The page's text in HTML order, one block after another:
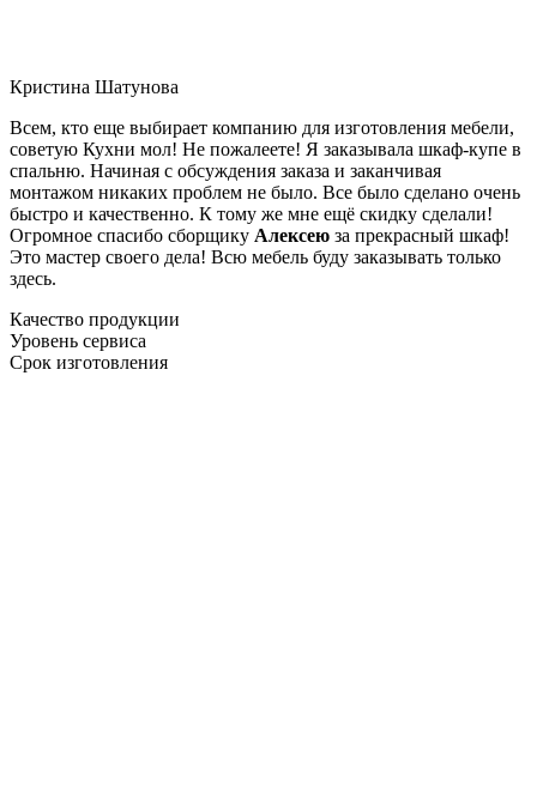
Кристина Шатунова
Всем, кто еще выбирает компанию для изготовления мебели,
советую Кухни мол! Не пожалеете! Я заказывала шкаф-купе в
спальню. Начиная с обсуждения заказа и заканчивая
монтажом никаких проблем не было. Все было сделано очень
быстро и качественно. К тому же мне ещё скидку сделали!
Огромное спасибо сборщику Алексею за прекрасный шкаф!
Это мастер своего дела! Всю мебель буду заказывать только
здесь.
Качество продукции
Уровень сервиса
Срок изготовления